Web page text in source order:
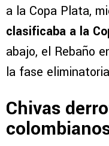
a la Copa Plata,
clasificaba a la
abajo, el Rebaño
la fase
Chivas